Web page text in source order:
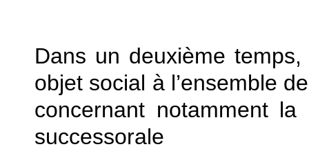
Dans un deuxième
objet social à l’ensemble
concernant notamment
successorale